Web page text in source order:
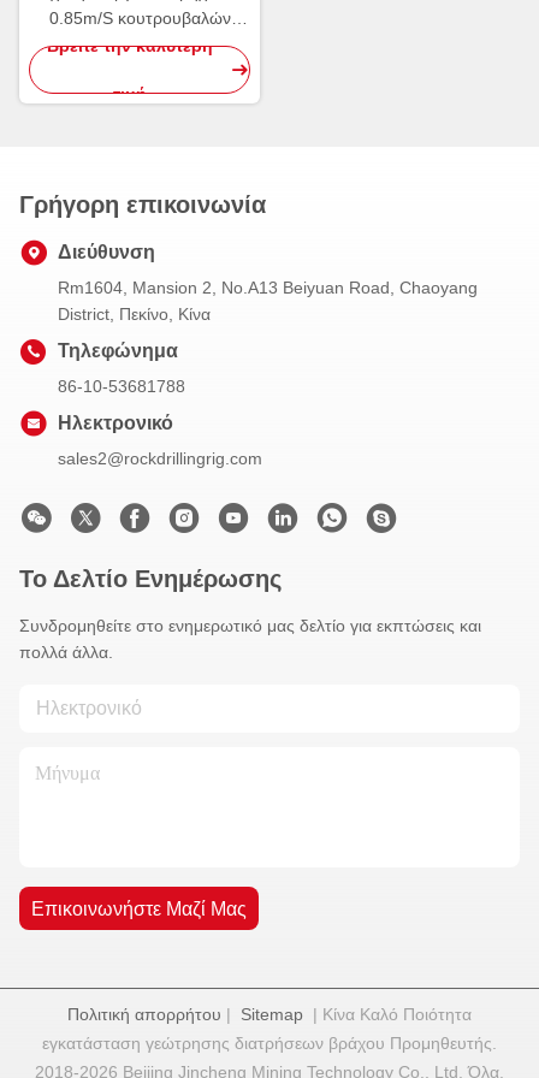
0.85m/S κουτρουβαλών
μεταλλείας ηλεκτρικών
Βρείτε την καλύτερη
τιμή
Γρήγορη επικοινωνία
Διεύθυνση
Rm1604, Mansion 2, No.A13 Beiyuan Road, Chaoyang
District, Πεκίνο, Κίνα
Τηλεφώνημα
86-10-53681788
Ηλεκτρονικό
sales2@rockdrillingrig.com
Το Δελτίο Ενημέρωσης
Συνδρομηθείτε στο ενημερωτικό μας δελτίο για εκπτώσεις και
πολλά άλλα.
Επικοινωνήστε Μαζί Μας
Πολιτική απορρήτου | Sitemap | Κίνα Καλό Ποιότητα
εγκατάσταση γεώτρησης διατρήσεων βράχου Προμηθευτής.
2018-2026 Beijing Jincheng Mining Technology Co., Ltd. Όλα.